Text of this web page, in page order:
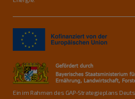
Ein im Rahmen des GAP-Strategieplans